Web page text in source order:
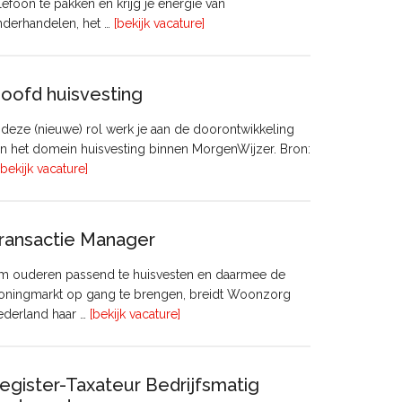
te pakken en krijg je energie van
het …
[bekijk vacature]
huisvesting
deze (nieuwe) rol werk je aan de doorontwikkeling
het domein huisvesting binnen MorgenWijzer. Bron:
[bekijk vacature]
Manager
ouderen passend te huisvesten en daarmee de
op gang te brengen, breidt Woonzorg
haar …
[bekijk vacature]
Taxateur Bedrijfsmatig